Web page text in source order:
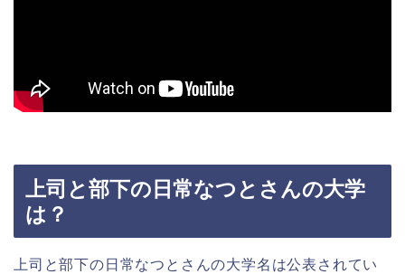
上司と部下の日常なつとさんの大学
は？
上司と部下の日常なつとさんの大学名は公表されてい